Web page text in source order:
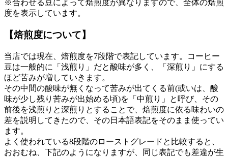
※合わせる豆によって焙煎度が異なりますので、全体の焙煎
度を表示しています。
【焙煎度について】
当店では現在、焙煎度を7段階で表記しています。コーヒー
豆は一般的に「浅煎り」だと酸味が多く、「深煎り」にする
ほど苦みが増していきます。
その中間の酸味が無くなって苦みが出てくる前(或いは、酸
味が少し残り苦みが出始める頃)を「中煎り」と呼び、その
前後を浅煎りと深煎りとすることで、焙煎度に依る味わいの
差を説明してきたので、その日本語表記をそのまま使ってい
ます。
よく使われている8段階のローストグレードと比較すると、
おおむね、下記のようになりますが、同じ表記でも差違が生